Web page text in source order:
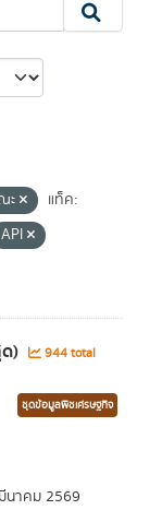
ะ
แท็ค:
API
)
944 total
ชุดข้อมูลพืชเศรษฐกิจ
าคม 2569